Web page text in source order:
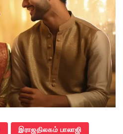
இராஜதிலகம் பாலாஜி